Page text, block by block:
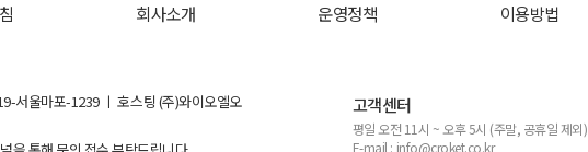
회사소개 운영정책 이용방법
서울마포-1239 ㅣ 호스팅 (주)와이오엘오
고객센터
평일 오전 11시 ~ 오후 5시 (주말, 공휴일 제외)
E-mail : info@croket.co.kr